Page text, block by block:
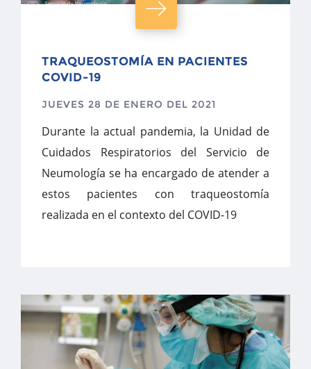
TRAQUEOSTOMÍA EN PACIENTES
COVID-19
JUEVES 28 DE ENERO DEL 2021
Durante la actual pandemia, la Unidad de
Cuidados Respiratorios del Servicio de
Neumología se ha encargado de atender a
estos pacientes con traqueostomía
realizada en el contexto del COVID-19